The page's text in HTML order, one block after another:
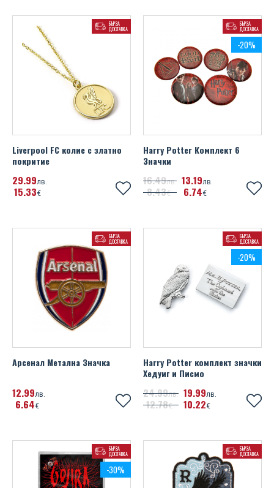
БЪРЗА
ДОСТАВКА
Liverpool FC колие с златно
покритие
29 99лв.
15 33€
БЪРЗА
ДОСТАВКА
-20%
Harry Potter Комплект 6
Значки
1649лв.
843€
13 19лв.
6 74€
БЪРЗА
ДОСТАВКА
Арсенал Метална Значка
12 99лв.
6 64€
БЪРЗА
ДОСТАВКА
-20%
Harry Potter комплект значки
Хедуиг и Писмо
2499лв.
1278€
19 99лв.
10 22€
БЪРЗА
ДОСТАВКА
-30%
БЪРЗА
ДОСТАВКА